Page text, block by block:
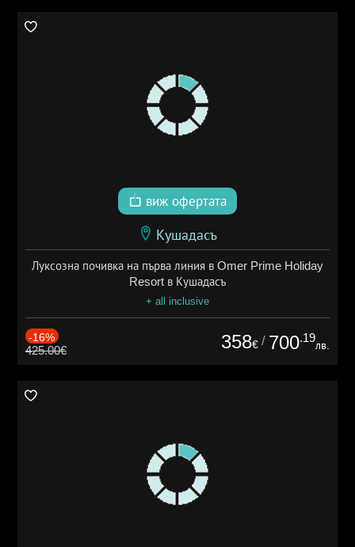
виж офертата
Кушадасъ
Луксозна почивка на първа линия в Omer Prime Holiday
Resort в Кушадасъ
+ all inclusive
-16%
425.00€ 358€ / 700.19
лв.